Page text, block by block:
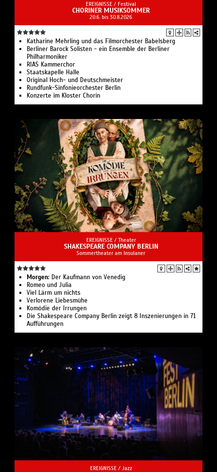
EREIGNISSE / Festival
CHORINER MUSIKSOMMER
20.6. bis 30.8.2026
Katharine Mehrling und das Filmorchester Babelsberg
Berliner Barock Solisten - ein Ensemble der Berliner
Philharmoniker
RIAS Kammerchor
Staatskapelle Halle
Original Hoch- und Deutschmeister
Rundfunk-Sinfonieorchester Berlin
Konzerte im Kloster Chorin
EREIGNISSE / Theater
SHAKESPEARE COMPANY BERLIN
Sommertheater am Insulaner
Morgen: Der Kaufmann von Venedig
Romeo und Julia
Viel Lärm um nichts
Verlorene Liebesmühe
Komödie der Irrungen
Die Shakespeare Company Berlin zeigt 8 Inszenierungen in 71
Aufführungen
EREIGNISSE / Jazz